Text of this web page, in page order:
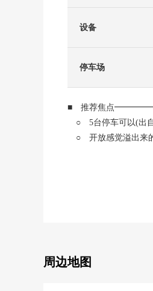
设备
停车场
■ 推荐焦点
○ 5台停车可以(出
○ 开放感觉溢出来
■ LIFE信息━━━━━
周边地图